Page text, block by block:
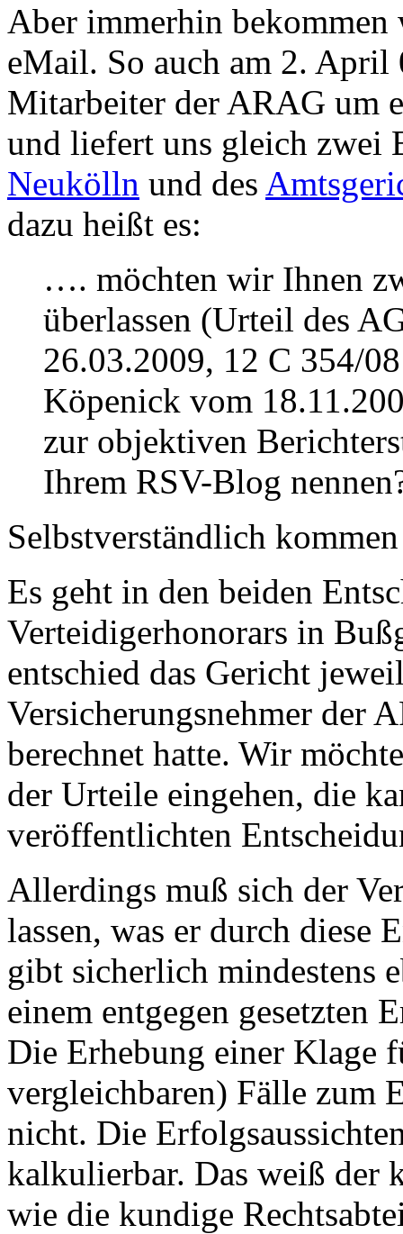
Aber immerhin
eMail. So auch am 2.
Mitarbeiter der ARAG um
und liefert uns gleich zwei
Neukölln und des
dazu heißt es:
…. möchten wir Ihnen
überlassen (Urteil des
26.03.2009, 12 C 354/
Köpenick vom
zur objektiven
Ihrem RSV-Blog
Selbstverständlich
Es geht in den beiden
Verteidigerhonorars in
entschied das Gericht
Versicherungsnehmer der
berechnet hatte. Wir
der Urteile eingehen, die
veröffentlichten
Allerdings muß sich der
lassen, was er durch diese
gibt sicherlich mindestens
einem entgegen gesetzten
Die Erhebung einer Klage
vergleichbaren) Fälle zum
nicht. Die
kalkulierbar. Das weiß der
wie die kundige